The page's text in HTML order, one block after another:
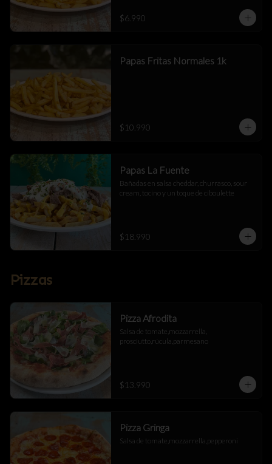
$6.990
Papas Fritas Normales 1k
$10.990
Papas La Fuente
Bañadas en salsa cheddar, churrasco, sour
cream, tocino y un toque de ciboulette
$18.990
Pizzas
Pizza Afrodita
Salsa de tomate,mozzarrella,
prosciutto,rúcula,parmesano
$13.990
Pizza Gringa
Salsa de tomate,mozzarrella,pepperoni